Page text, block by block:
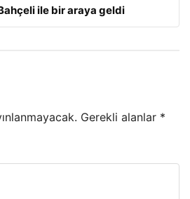
ile bir araya geldi
Gerekli alanlar *